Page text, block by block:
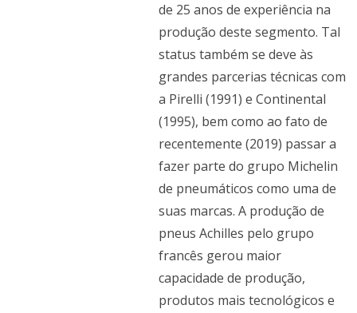
de 25 anos de experiência na
produção deste segmento. Tal
status também se deve às
grandes parcerias técnicas com
a Pirelli (1991) e Continental
(1995), bem como ao fato de
recentemente (2019) passar a
fazer parte do grupo Michelin
de pneumáticos como uma de
suas marcas. A produção de
pneus Achilles pelo grupo
francês gerou maior
capacidade de produção,
produtos mais tecnológicos e